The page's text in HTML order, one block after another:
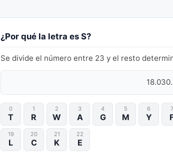
¿Por qué la letra es S?
Se divide el número entre 23 y el resto
0
T
1
R
2
W
3
A
4
G
5
M
6
Y
7
19
L
20
C
21
K
22
E